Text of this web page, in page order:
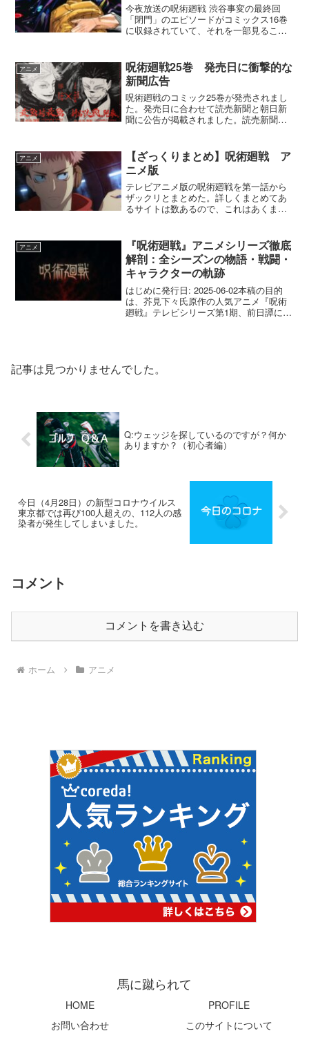
今夜放送の呪術廻戦 渋谷事変の最終回
「閉門」のエピソードがコミックス16巻
に収録されていて、それを一部見ること
アニメ
呪術廻戦25巻 発売日に衝撃的な
新聞広告
呪術廻戦のコミック25巻が発売されまし
た。発売日に合わせて読売新聞と朝日新
聞に公告が掲載されました。読売新聞に
うファンにはたまらない広告ですね。う
ちは日本経済新聞なの...
アニメ
【ざっくりまとめ】呪術廻戦 ア
ニメ版
テレビアニメ版の呪術廻戦を第一話から
ザックリとまとめた。詳しくまとめてあ
るサイトは数あるので、これはあくまで
みはずれた身体能力を持つ高校生・虎杖
悠仁。祖父が死んだ夜に...
アニメ
『呪術廻戦』アニメシリーズ徹底
解剖：全シーズンの物語・戦闘・
キャラクターの軌跡
はじめに発行日: 2025-06-02本稿の目的
は、芥見下々氏原作の人気アニメ『呪術
廻戦』テレビシリーズ第1期、前日譚にあ
記事は見つかりませんでした。
Q:ウェッジを探しているのですが？何か
ありますか？（初心者編）
今日（4月28日）の新型コロナウイルス
東京都では再び100人超えの、112人の感
染者が発生してしまいました。
コメント
コメントを書き込む
ホーム アニメ
馬に蹴られて
HOME
PROFILE
お問い合わせ
このサイトについて